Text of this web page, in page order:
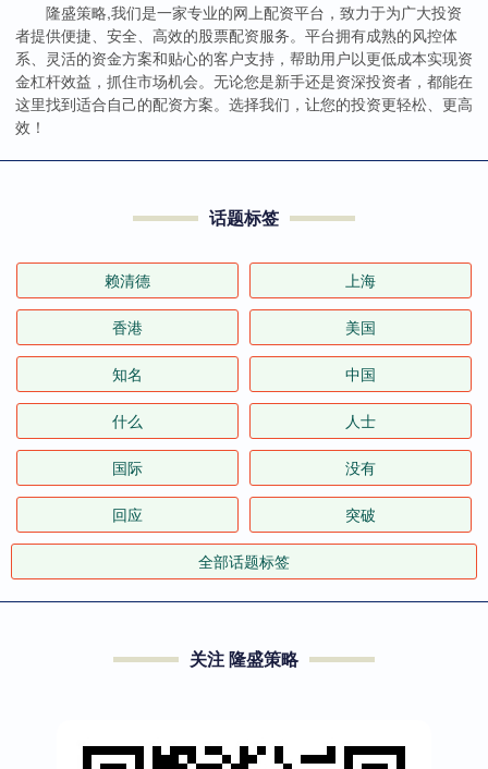
隆盛策略,我们是一家专业的网上配资平台，致力于为广大投资
者提供便捷、安全、高效的股票配资服务。平台拥有成熟的风控体
系、灵活的资金方案和贴心的客户支持，帮助用户以更低成本实现资
金杠杆效益，抓住市场机会。无论您是新手还是资深投资者，都能在
这里找到适合自己的配资方案。选择我们，让您的投资更轻松、更高
效！
话题标签
赖清德 上海
香港 美国
知名 中国
什么 人士
国际 没有
回应 突破
全部话题标签
关注 隆盛策略